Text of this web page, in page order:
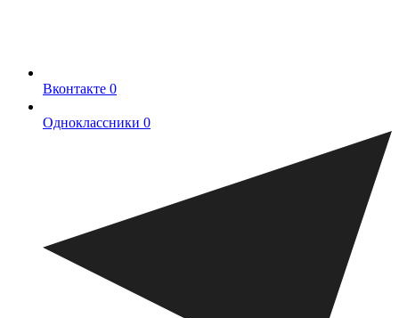
Вконтакте 0
Одноклассники 0